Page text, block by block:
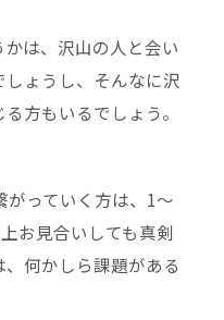
は、沢山の人と会い
ょうし、そんなに沢
方もいるでしょう。
がっていく方は、1～
お見合いしても真剣
何かしら課題がある